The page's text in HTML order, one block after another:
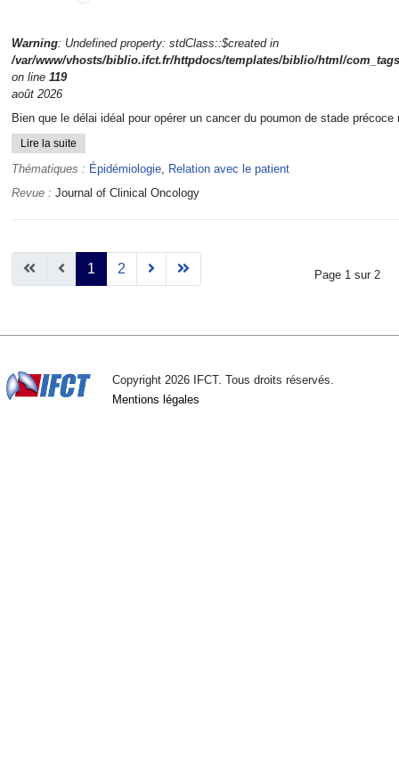
Warning: Undefined property: stdClass::$created in
/var/www/vhosts/biblio.ifct.fr/httpdocs/templates/biblio/html/
on line 119
août 2026
Bien que le délai idéal pour opérer un cancer du poumon de stade précoce
Lire la suite
Thématiques : Épidémiologie, Relation avec le patient
Revue : Journal of Clinical Oncology
Page 1 sur 2
1 2
Copyright 2026 IFCT. Tous droits réservés.
Mentions légales